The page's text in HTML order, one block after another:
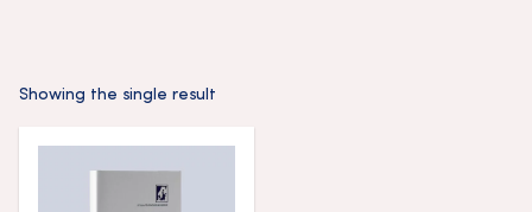
Showing the single result